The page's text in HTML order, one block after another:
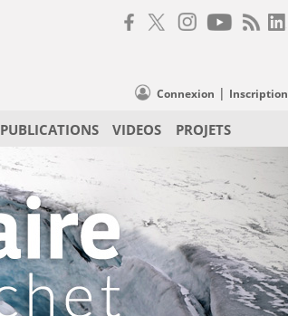
Connexion | Inscription
PUBLICATIONS VIDEOS PROJETS